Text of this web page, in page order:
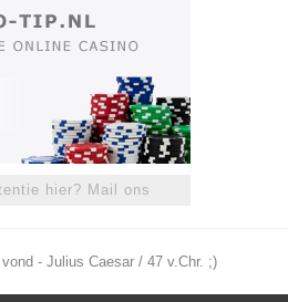
hier? Mail ons
- Julius Caesar / 47 v.Chr. ;)